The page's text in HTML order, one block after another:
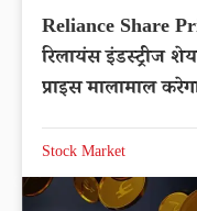
Reliance Share
रिलायंस इंडस्ट्रीज
प्राइस मालामाल
Stock Market